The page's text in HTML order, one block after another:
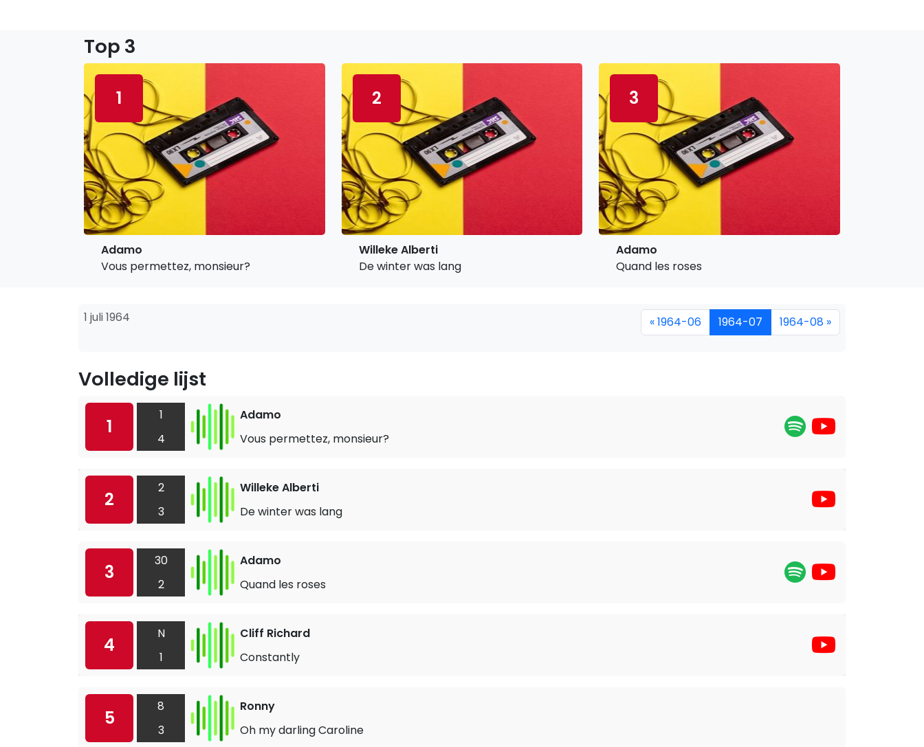
Top 3
1
Adamo
Vous permettez, monsieur?
2
Willeke Alberti
De winter was lang
3
Adamo
Quand les roses
1 juli 1964 « 1964-06 1964-07 1964-08 »
Volledige lijst
1
1
4
Adamo
Vous permettez, monsieur?
2
2
3
Willeke Alberti
De winter was lang
3
30
2
Adamo
Quand les roses
4
N
1
Cliff Richard
Constantly
5
8
3
Ronny
Oh my darling Caroline